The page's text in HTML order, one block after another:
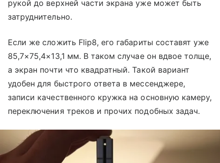
рукой до верхней части экрана уже может быть
затруднительно.
Если же сложить Flip8, его габариты составят уже
85,7×75,4×13,1 мм. В таком случае он вдвое толще,
а экран почти что квадратный. Такой вариант
удобен для быстрого ответа в мессенджере,
записи качественного кружка на основную камеру,
переключения треков и прочих подобных задач.